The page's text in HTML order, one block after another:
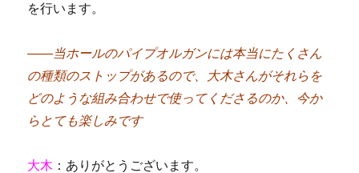
を行います。
――当ホールのパイプオルガンには本当にたくさん
の種類のストップがあるので、大木さんがそれらを
どのような組み合わせで使ってくださるのか、今か
らとても楽しみです
大木 ：ありがとうございます。